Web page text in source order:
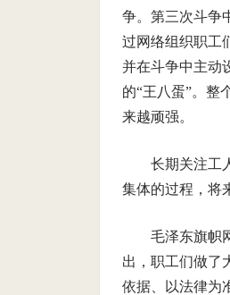
争。第三次斗争
过网络组织职工
并在斗争中主动
的“王八蛋”。整
来越顽强。
长期关注工
集体的过程，将
毛泽东旗帜
出，职工们做了
依据、以法律为